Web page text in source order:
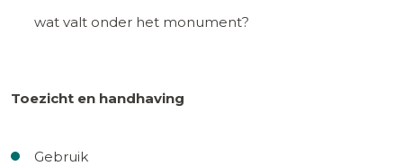
wat valt onder het monument?
Toezicht en handhaving
Gebruik